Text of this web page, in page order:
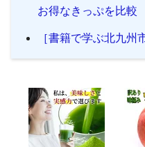
お得なきっぷを比較
［書籍で学ぶ北九州